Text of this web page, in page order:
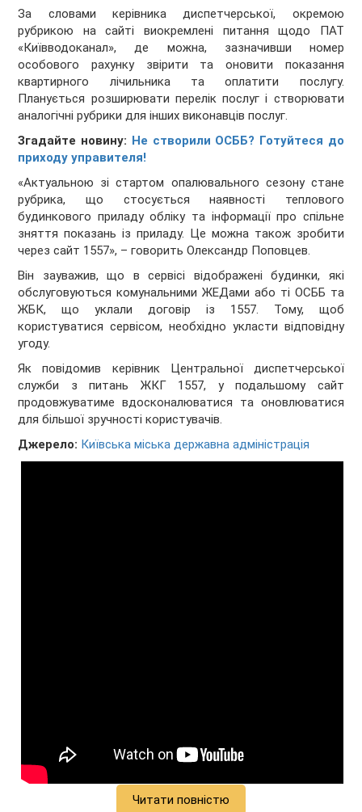
За словами керівника диспетчерської, окремою
рубрикою на сайті виокремлені питання щодо ПАТ
«Київводоканал», де можна, зазначивши номер
особового рахунку звірити та оновити показання
квартирного лічильника та оплатити послугу.
Планується розширювати перелік послуг і створювати
аналогічні рубрики для інших виконавців послуг.
Згадайте новину: Не створили ОСББ? Готуйтеся до
приходу управителя!
«Актуальною зі стартом опалювального сезону стане
рубрика, що стосується наявності теплового
будинкового приладу обліку та інформації про спільне
зняття показань із приладу. Це можна також зробити
через сайт 1557», – говорить Олександр Поповцев.
Він зауважив, що в сервісі відображені будинки, які
обслуговуються комунальними ЖЕДами або ті ОСББ та
ЖБК, що уклали договір із 1557. Тому, щоб
користуватися сервісом, необхідно укласти відповідну
угоду.
Як повідомив керівник Центральної диспетчерської
служби з питань ЖКГ 1557, у подальшому сайт
продовжуватиме вдосконалюватися та оновлюватися
для більшої зручності користувачів.
Джерело: Київська міська державна адміністрація
Читати повністю